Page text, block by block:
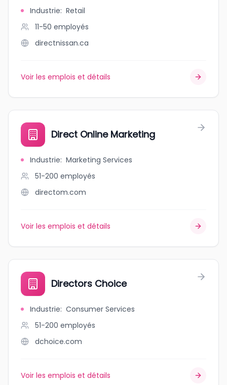
Industrie: Retail
11-50 employés
directnissan.ca
Voir les emplois et détails
Direct Online Marketing
Industrie: Marketing Services
51-200 employés
directom.com
Voir les emplois et détails
Directors Choice
Industrie: Consumer Services
51-200 employés
dchoice.com
Voir les emplois et détails